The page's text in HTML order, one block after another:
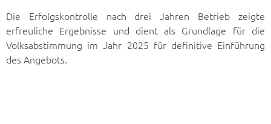
Die Erfolgskontrolle nach drei Jahren Betrieb zeigte
erfreuliche Ergebnisse und dient als Grundlage für die
Volksabstimmung im Jahr 2025 für definitive Einführung
des Angebots.